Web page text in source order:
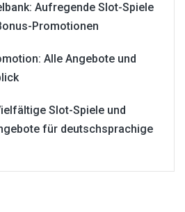
Aufregende Slot-Spiele
Promotionen
Alle Angebote und
Slot-Spiele und
für deutschsprachige